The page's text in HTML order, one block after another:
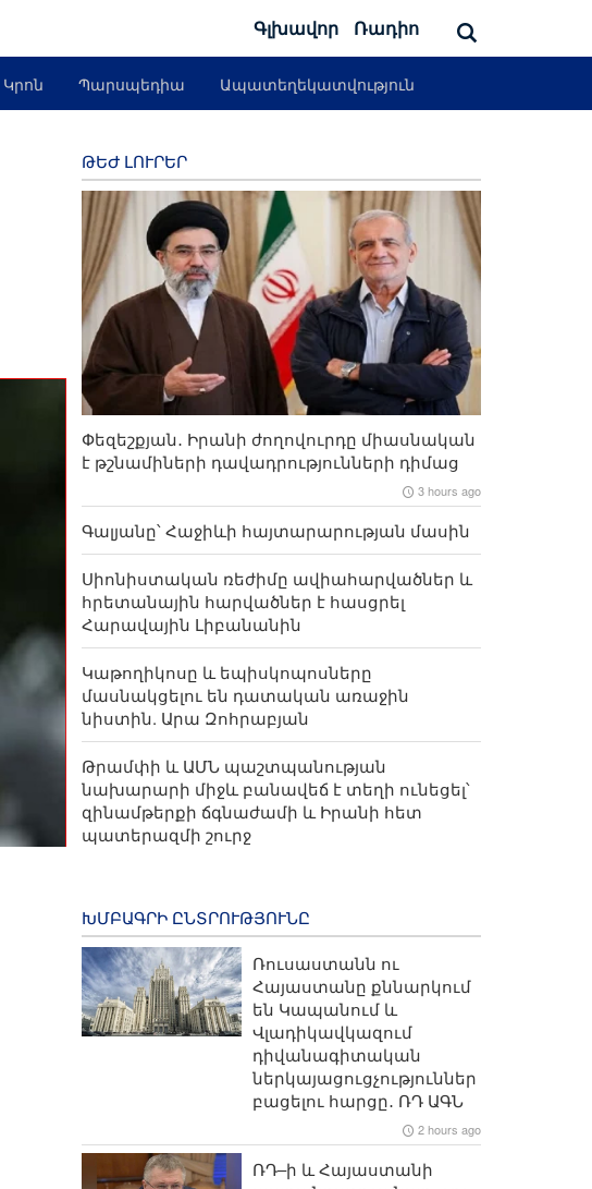
Գլխավոր Ռադիո
Կրոն Պարսպեդիա Ապատեղեկատվություն
ԹԵԺ ԼՈՒՐԵՐ
Փեզեշքյան․ Իրանի ժողովուրդը միասնական
է թշնամիների դավադրությունների դիմաց
3 hours ago
Գալյանը՝ Հաջիևի հայտարարության մասին
Սիոնիստական ռեժիմը ավիահարվածներ և
հրետանային հարվածներ է հասցրել
Հարավային Լիբանանին
Կաթողիկոսը և եպիսկոպոսները
մասնակցելու են դատական առաջին
նիստին. Արա Զոհրաբյան
Թրամփի և ԱՄՆ պաշտպանության
նախարարի միջև բանավեճ է տեղի ունեցել՝
զինամթերքի ճգնաժամի և Իրանի հետ
պատերազմի շուրջ
ԽՄԲԱԳՐԻ ԸՆՏՐՈՒԹՅՈՒՆԸ
Ռուսաստանն ու
Հայաստանը քննարկում
են Կապանում և
Վլադիկավկազում
դիվանագիտական
ներկայացուցչություններ
բացելու հարցը․ ՌԴ ԱԳՆ
2 hours ago
ՌԴ–ի և Հայաստանի